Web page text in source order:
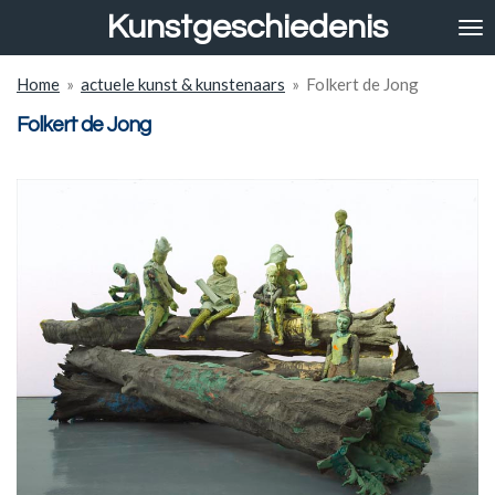
de
hoofdinhoud
Kunstgeschiedenis
Home » actuele kunst & kunstenaars » Folkert de Jong
Folkert de Jong